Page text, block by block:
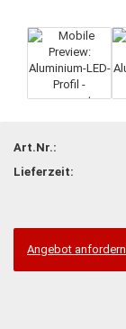
Art.Nr.:
Lieferzeit:
Angebot anfordern